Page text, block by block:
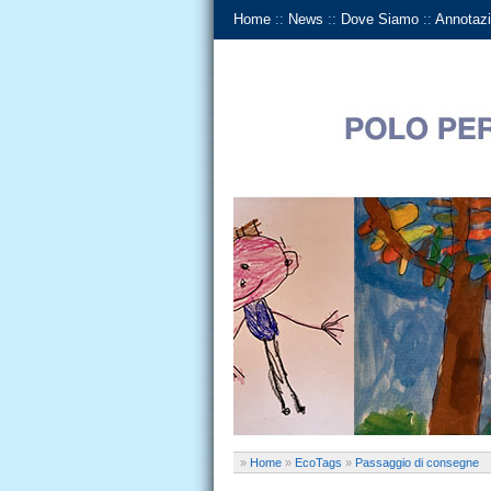
Home :: News :: Dove Siamo ::
» Home » EcoTags » Passaggio di consegne